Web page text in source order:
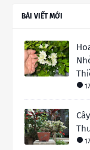
BÀI VIẾT MỚI